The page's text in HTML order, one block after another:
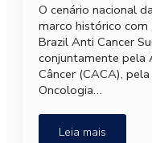
O cenário nacional
marco histórico
Brazil Anti Cancer
conjuntamente pela
Câncer (CACA),
Oncologia…
Leia mais